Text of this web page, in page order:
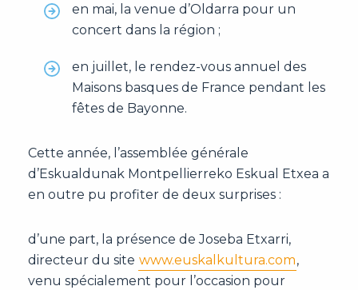
en mai, la venue d’Oldarra pour un
concert dans la région ;
en juillet, le rendez-vous annuel des
Maisons basques de France pendant les
fêtes de Bayonne.
Cette année, l’assemblée générale
d’Eskualdunak Montpellierreko Eskual Etxea a
en outre pu profiter de deux surprises :
d’une part, la présence de Joseba Etxarri,
directeur du site www.euskalkultura.com,
venu spécialement pour l’occasion pour